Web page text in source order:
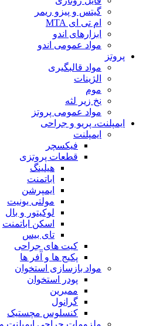
گیتس و پیزو ریمر
ام تی ای MTA
ابزارهای اندو
مواد عمومی اندو
پروتز
مواد قالبگیری
الژینات
موم
نخ زیر لثه
مواد عمومی پروتز
ایمپلنت، پریو و جراحی
ایمپلنت
فیکسچر
قطعات پروتزی
هیلینگ
اباتمنت
ایمپرشن
مولتی یونیت
لوکیتور و بال
اسکن اباتمنت
تای بیس
کیت های جراحی
پکیج ها و آفر ها
مواد بازسازی استخوان
پودر استخوان
ممبرین
گرانول
کنسلوس مچستیک
ملزومات جراحی